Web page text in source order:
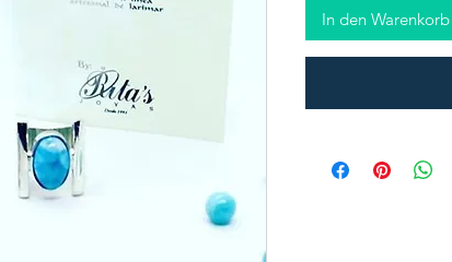
In den Warenkorb